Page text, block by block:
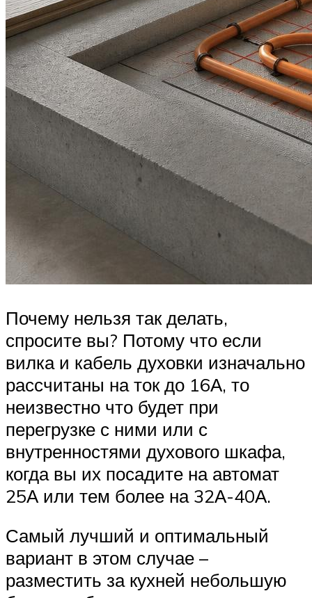
Почему нельзя так делать,
спросите вы? Потому что если
вилка и кабель духовки изначально
рассчитаны на ток до 16А, то
неизвестно что будет при
перегрузке с ними или с
внутренностями духового шкафа,
когда вы их посадите на автомат
25А или тем более на 32А-40А.
Самый лучший и оптимальный
вариант в этом случае –
разместить за кухней небольшую